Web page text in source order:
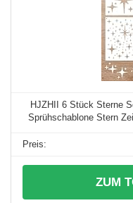
HJZHII 6 Stück Sterne
Sprühschablone Stern
ZUM